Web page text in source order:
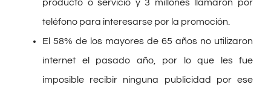
producto o servicio y 3 millones llamaron por
teléfono para interesarse por la promoción.
El 58% de los mayores de 65 años no utilizaron
internet el pasado año, por lo que les fue
imposible recibir ninguna publicidad por ese